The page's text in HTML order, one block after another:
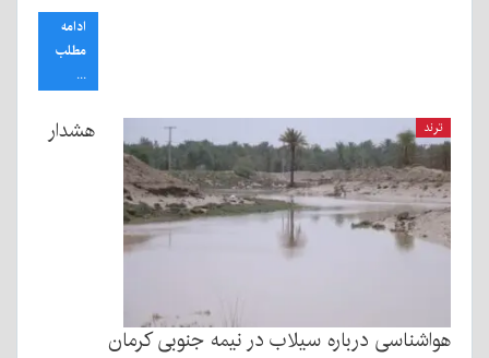
ادامه
مطلب
...
ترند هشدار
هواشناسی درباره سیلاب در نیمه جنوبی کرمان